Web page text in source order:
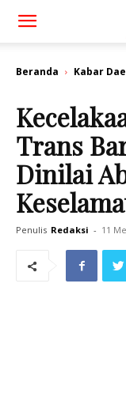
Beranda Kabar
Trans
Dinilai
Penulis Redaksi - 11